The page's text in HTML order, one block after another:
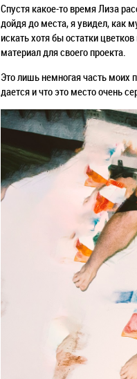
Спустя какое-то время Лиза
дойдя до места, я увидел, как
искать хотя бы остатки
материал для своего проекта.
Это лишь немногая часть моих
дается и что это место очень